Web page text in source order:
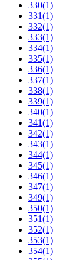
330(1)
331(1)
332(1)
333(1)
334(1)
335(1)
336(1)
337(1)
338(1)
339(1)
340(1)
341(1)
342(1)
343(1)
344(1)
345(1)
346(1)
347(1)
349(1)
350(1)
351(1)
352(1)
353(1)
354(1)